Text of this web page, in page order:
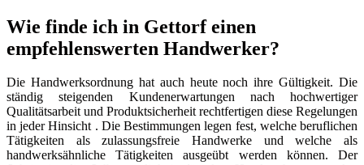
Wie finde ich in Gettorf einen
empfehlenswerten Handwerker?
Die Handwerksordnung hat auch heute noch ihre Gültigkeit. Die
ständig steigenden Kundenerwartungen nach hochwertiger
Qualitätsarbeit und Produktsicherheit rechtfertigen diese Regelungen
in jeder Hinsicht . Die Bestimmungen legen fest, welche beruflichen
Tätigkeiten als zulassungsfreie Handwerke und welche als
handwerksähnliche Tätigkeiten ausgeübt werden können. Der